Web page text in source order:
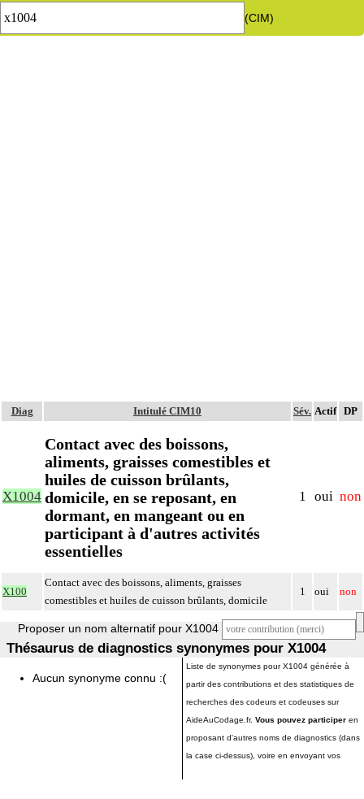
(CIM)
Diag Intitulé CIM10 Sév. Actif DP
X1004
Contact avec des boissons,
aliments, graisses comestibles et
huiles de cuisson brûlants,
domicile, en se reposant, en
dormant, en mangeant ou en
participant à d'autres activités
essentielles
1 oui non
X100
Contact avec des boissons, aliments, graisses
comestibles et huiles de cuisson brûlants, domicile
1 oui non
Proposer un nom alternatif pour X1004
Thésaurus de diagnostics synonymes pour X1004
Aucun synonyme connu :(
Liste de synonymes pour X1004 générée à
partir des contributions et des statistiques de
recherches des codeurs et codeuses sur
AideAuCodage.fr. Vous pouvez participer en
proposant d'autres noms de diagnostics (dans
la case ci-dessus), voire en envoyant vos